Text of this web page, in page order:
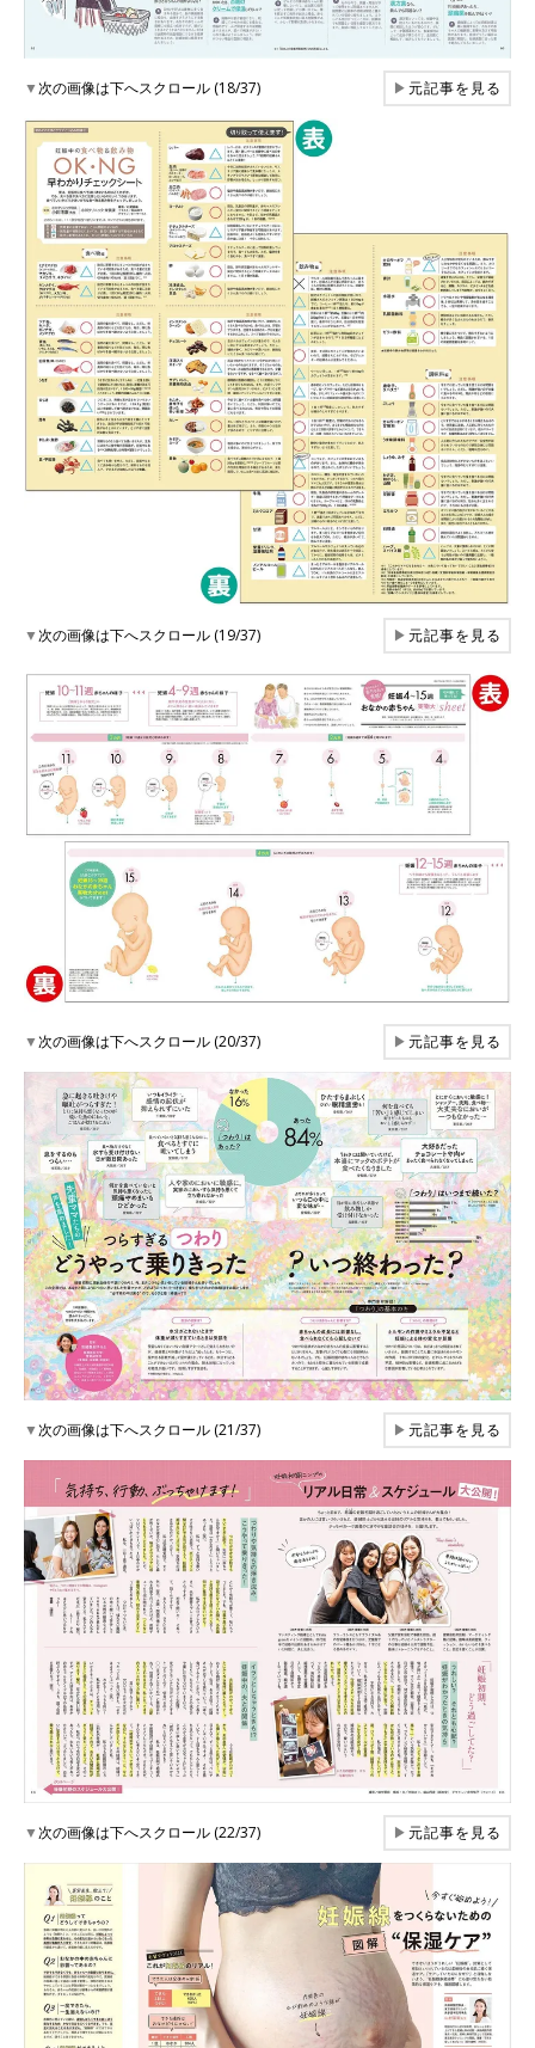
▼次の画像は下へスクロール (18/37) ▶元記事を見る
▼次の画像は下へスクロール (19/37) ▶元記事を見る
▼次の画像は下へスクロール (20/37) ▶元記事を見る
▼次の画像は下へスクロール (21/37) ▶元記事を見る
▼次の画像は下へスクロール (22/37) ▶元記事を見る